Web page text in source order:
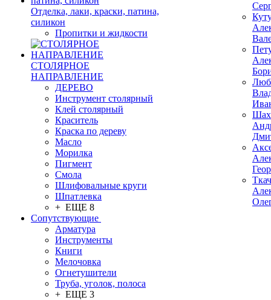
Отделка, лаки, краски, патина,
силикон
Пропитки и жидкости
СТОЛЯРНОЕ
НАПРАВЛЕНИЕ
ДЕРЕВО
Инструмент столярный
Клей столярный
Краситель
Краска по дереву
Масло
Морилка
Пигмент
Смола
Шлифовальные круги
Шпатлевка
+ ЕЩЕ 8
Сопутствующие
Арматура
Инструменты
Книги
Мелочовка
Огнетушители
Труба, уголок, полоса
+ ЕЩЕ 3